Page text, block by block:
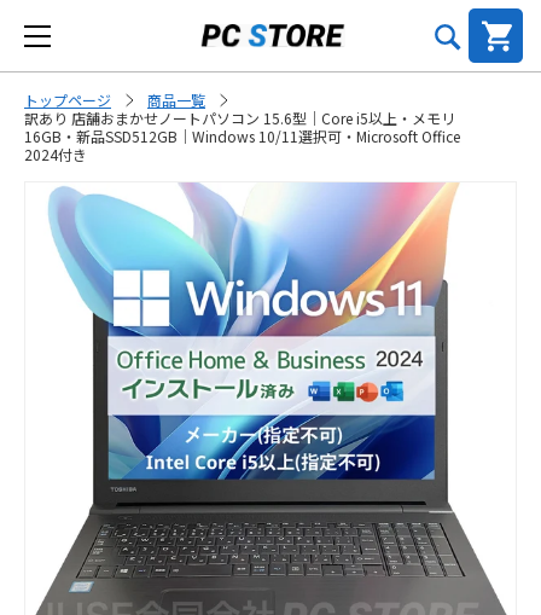
トップページ
商品一覧
訳あり 店舗おまかせノートパソコン 15.6型｜Core i5以上・メモリ
16GB・新品SSD512GB｜Windows 10/11選択可・Microsoft Office
2024付き